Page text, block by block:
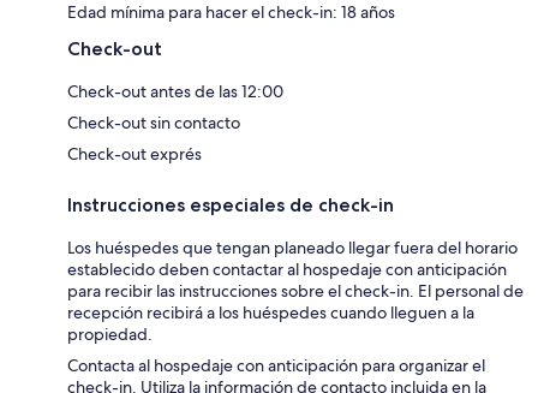
Edad mínima para hacer el check-in: 18 años
Check-out
Check-out antes de las 12:00
Check-out sin contacto
Check-out exprés
Instrucciones especiales de check-in
Los huéspedes que tengan planeado llegar fuera del horario
establecido deben contactar al hospedaje con anticipación
para recibir las instrucciones sobre el check-in. El personal de
recepción recibirá a los huéspedes cuando lleguen a la
propiedad.
Contacta al hospedaje con anticipación para organizar el
check-in. Utiliza la información de contacto incluida en la